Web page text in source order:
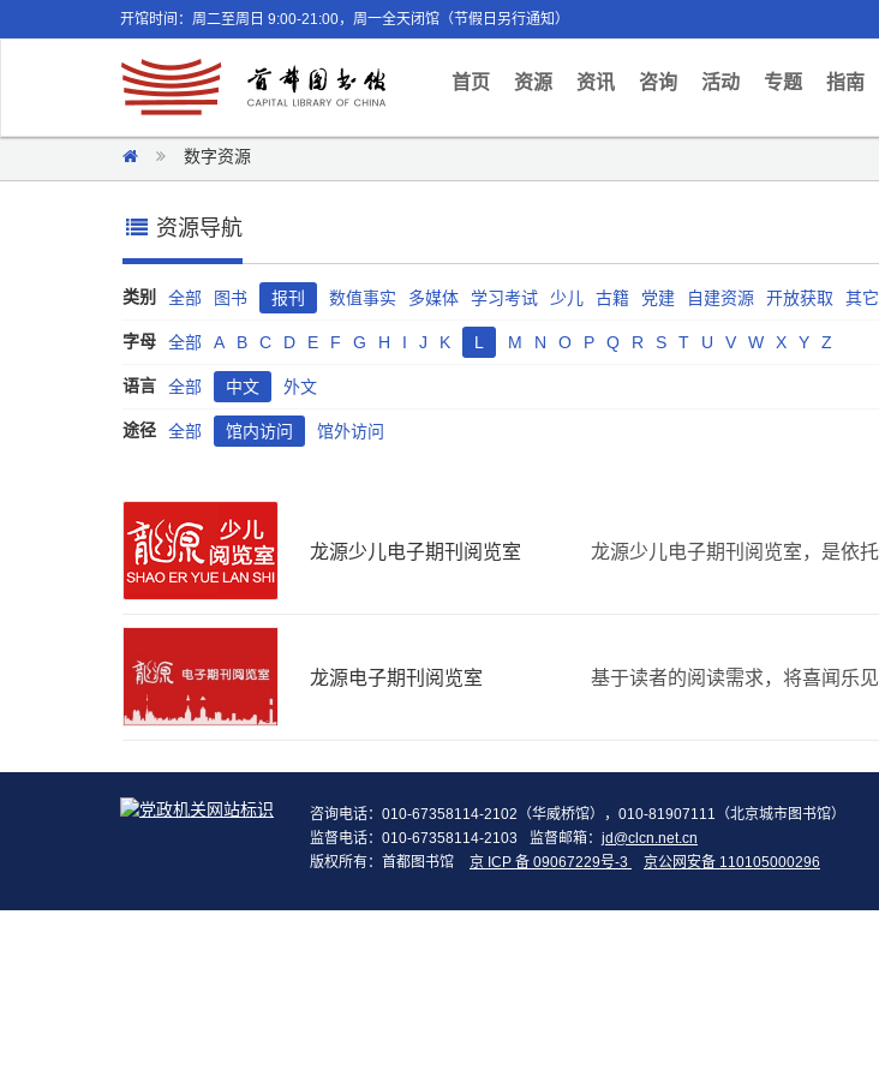
开馆时间：周二至周日 9:00-21:00，周一全天闭馆（节假日另行通知）
首页(current)
资源 资讯 咨询 活动 专题 指南
数字资源
资源导航
类别 全部 图书 报刊 数值事实 多媒体 学习考试 少儿 古籍 党建 自建资源 开放获取 其它
字母 全部 A B C D E F G H I J K L M N O P Q R S T U V W X Y Z
语言 全部 中文 外文
途径 全部 馆内访问 馆外访问
龙源少儿电子期刊阅览室
龙源电子期刊阅览室
咨询电话：010-67358114-2102（华威桥馆），010-81907111（北京城市图书馆）
监督电话：010-67358114-2103
监督邮箱： jd@clcn.net.cn
版权所有：首都图书馆
京 ICP 备 09067229号-3 京公网安备 110105000296